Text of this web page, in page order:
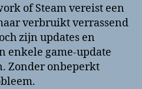
of Steam vereist een
verbruikt verrassend
zijn updates en
enkele game-update
Zonder onbeperkt